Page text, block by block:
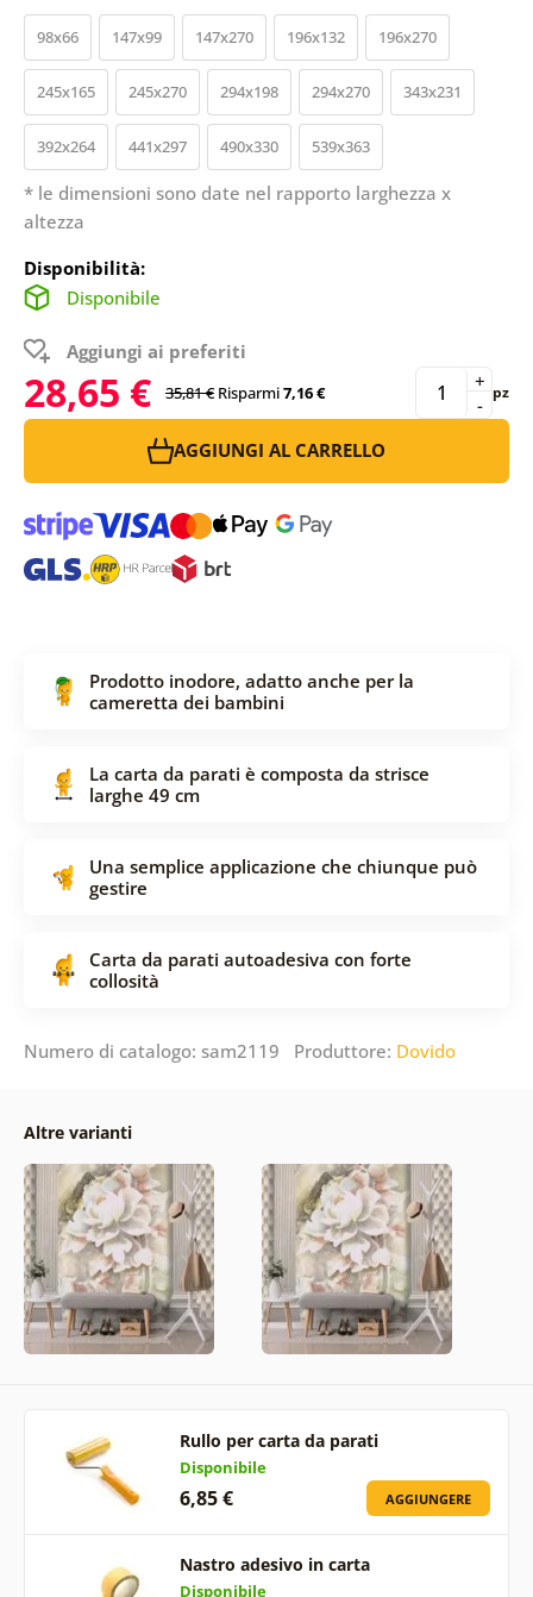
98x66 147x99 147x270 196x132 196x270
245x165 245x270 294x198 294x270 343x231
392x264 441x297 490x330 539x363
* le dimensioni sono date nel rapporto larghezza x
altezza
Disponibilità:
Disponibile
Aggiungi ai preferiti
28,65 € 35,81 € Risparmi7,16 € -
+ pz
AGGIUNGI AL CARRELLO
Prodotto inodore, adatto anche per la
cameretta dei bambini
La carta da parati è composta da strisce
larghe 49 cm
Una semplice applicazione che chiunque può
gestire
Carta da parati autoadesiva con forte
collosità
Numero di catalogo: sam2119 Produttore: Dovido
Altre varianti
Rullo per carta da parati
Disponibile
6,85 € AGGIUNGERE
Nastro adesivo in carta
Disponibile